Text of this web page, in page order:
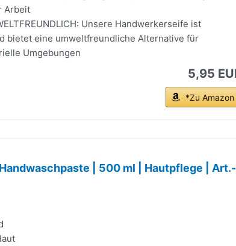
Arbeit
Unsere Handwerkerseife ist
bietet eine umweltfreundliche Alternative für
Umgebungen
5,95
*Zu Amazon
Handwaschpaste | 500 ml | Hautpflege | Art.-